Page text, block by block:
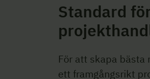
Standard
För att skapa
ett framgångsrikt